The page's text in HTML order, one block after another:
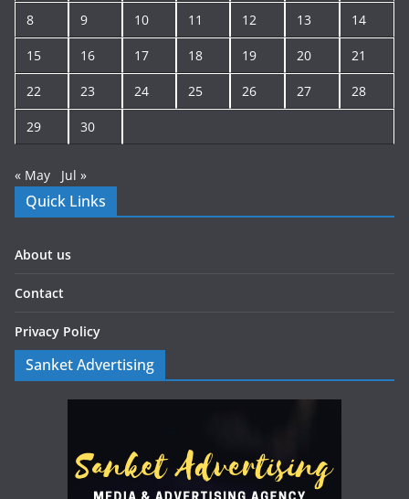
8 9 10 11 12 13 14
15 16 17 18 19 20 21
22 23 24 25 26 27 28
29 30
« May Jul »
Quick Links
About us
Contact
Privacy Policy
Sanket Advertising